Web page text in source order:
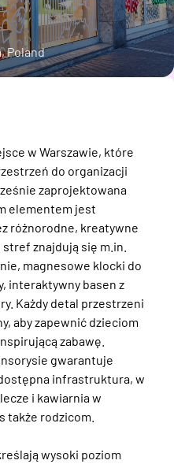
Poland
w Warszawie, które
do organizacji
zaprojektowana
elementem jest
różnorodne, kreatywne
znajdują się m.in.
magnesowe klocki do
interaktywny basen z
Każdy detal przestrzeni
aby zapewnić dzieciom
zabawę.
gwarantuje
infrastruktura, w
i kawiarnia w
także rodzicom.
wysoki poziom